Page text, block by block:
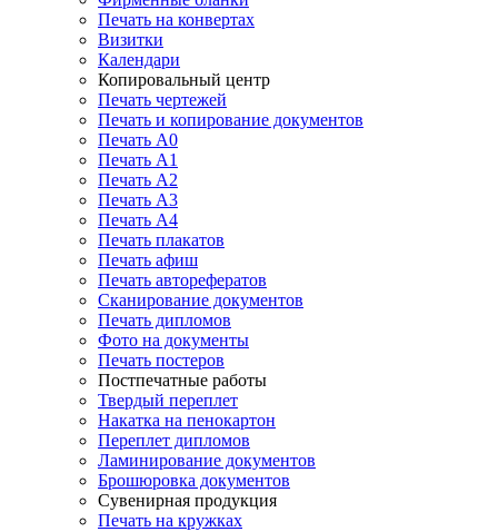
Печать на конвертах
Визитки
Календари
Копировальный центр
Печать чертежей
Печать и копирование документов
Печать А0
Печать А1
Печать А2
Печать А3
Печать А4
Печать плакатов
Печать афиш
Печать авторефератов
Сканирование документов
Печать дипломов
Фото на документы
Печать постеров
Постпечатные работы
Твердый переплет
Накатка на пенокартон
Переплет дипломов
Ламинирование документов
Брошюровка документов
Сувенирная продукция
Печать на кружках